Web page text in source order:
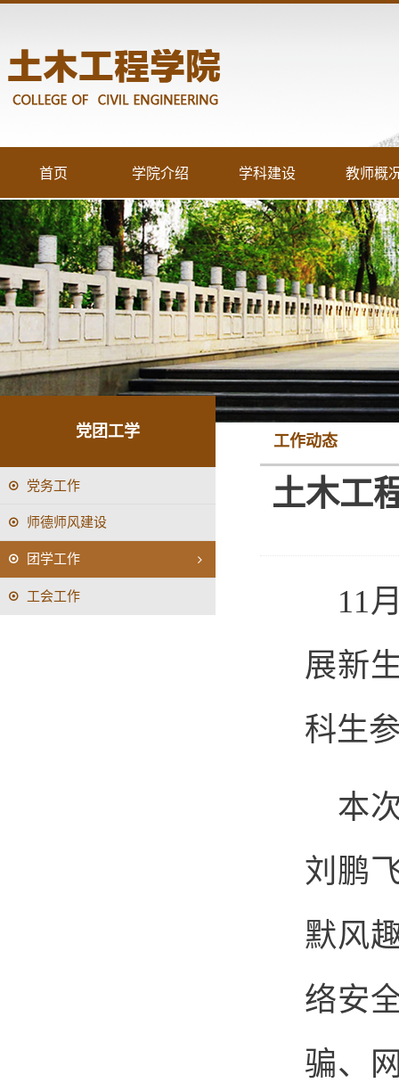
首页 学院介绍 学科建设 教师概
党团工学
党务工作
师德师风建设
团学工作
工会工作
工作动态
土木工
11
展新
科生
本
刘鹏
默风
络安
骗、